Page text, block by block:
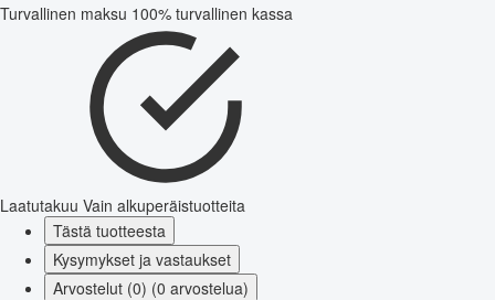
Turvallinen maksu 100% turvallinen kassa
Laatutakuu Vain alkuperäistuotteita
Tästä tuotteesta
Kysymykset ja vastaukset
Arvostelut (0) (0 arvostelua)